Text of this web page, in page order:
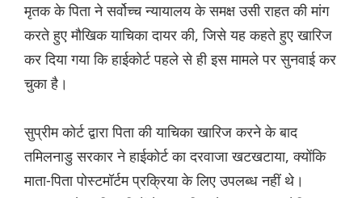
मृतक के पिता ने सर्वोच्च न्यायालय के समक्ष उसी राहत की मांग
करते हुए मौखिक याचिका दायर की, जिसे यह कहते हुए खारिज
कर दिया गया कि हाईकोर्ट पहले से ही इस मामले पर सुनवाई कर
चुका है।
सुप्रीम कोर्ट द्वारा पिता की याचिका खारिज करने के बाद
तमिलनाडु सरकार ने हाईकोर्ट का दरवाजा खटखटाया, क्योंकि
माता-पिता पोस्टमॉर्टम प्रक्रिया के लिए उपलब्ध नहीं थे।